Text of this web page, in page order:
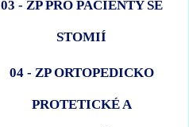
03 - ZP PRO PACIENTY SE
STOMIÍ
04 - ZP ORTOPEDICKO
PROTETICKÉ A